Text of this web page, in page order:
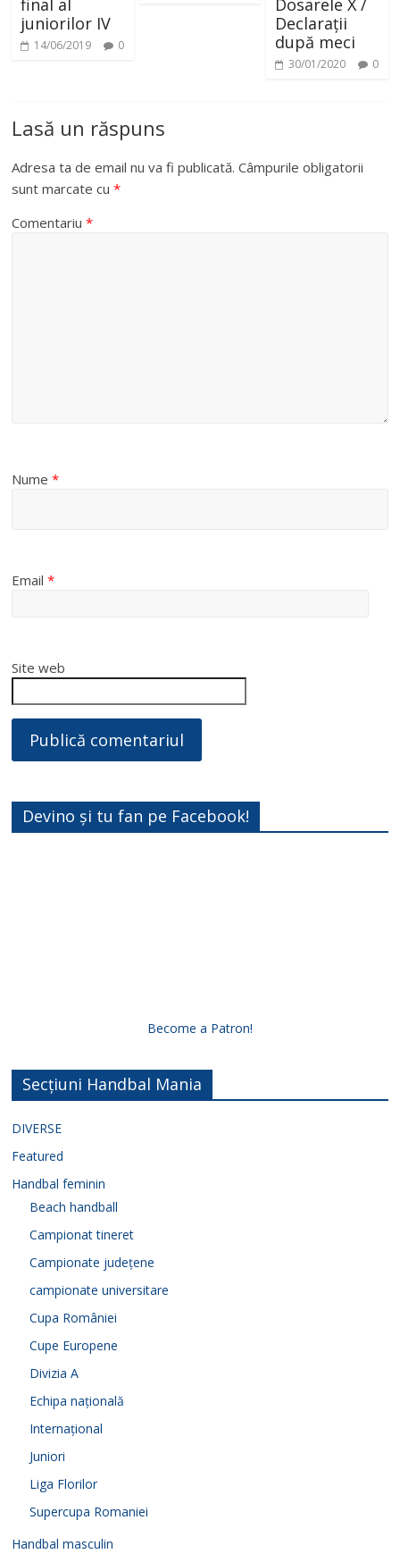
final al
juniorilor IV
14/06/2019 0
Dosarele X /
Declarații
după meci
30/01/2020 0
Lasă un răspuns
Adresa ta de email nu va fi publicată. Câmpurile obligatorii
sunt marcate cu*
Comentariu*
Nume*
Email*
Site web
Devino și tu fan pe Facebook!
Become a Patron!
Secțiuni Handbal Mania
DIVERSE
Featured
Handbal feminin
Beach handball
Campionat tineret
Campionate județene
campionate universitare
Cupa României
Cupe Europene
Divizia A
Echipa națională
Internațional
Juniori
Liga Florilor
Supercupa Romaniei
Handbal masculin